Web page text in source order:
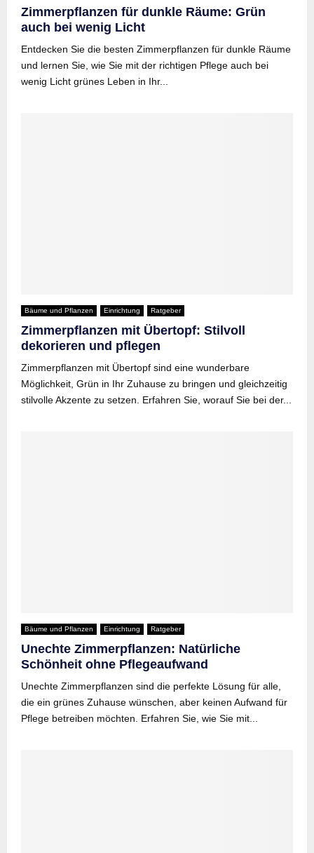
Zimmerpflanzen für dunkle Räume: Grün
auch bei wenig Licht
Entdecken Sie die besten Zimmerpflanzen für dunkle Räume
und lernen Sie, wie Sie mit der richtigen Pflege auch bei
wenig Licht grünes Leben in Ihr...
Bäume und Pflanzen Einrichtung Ratgeber
Zimmerpflanzen mit Übertopf: Stilvoll
dekorieren und pflegen
Zimmerpflanzen mit Übertopf sind eine wunderbare
Möglichkeit, Grün in Ihr Zuhause zu bringen und gleichzeitig
stilvolle Akzente zu setzen. Erfahren Sie, worauf Sie bei der...
Bäume und Pflanzen Einrichtung Ratgeber
Unechte Zimmerpflanzen: Natürliche
Schönheit ohne Pflegeaufwand
Unechte Zimmerpflanzen sind die perfekte Lösung für alle,
die ein grünes Zuhause wünschen, aber keinen Aufwand für
Pflege betreiben möchten. Erfahren Sie, wie Sie mit...